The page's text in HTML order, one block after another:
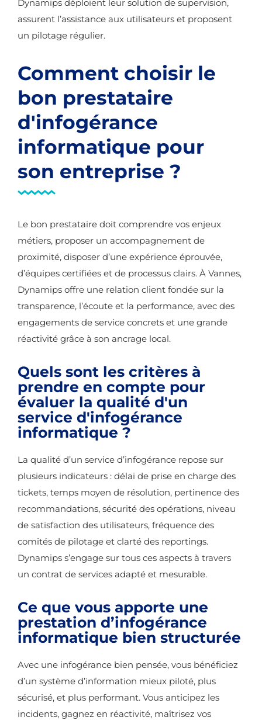
Dynamips déploient leur solution de supervision,
assurent l’assistance aux utilisateurs et proposent
un pilotage régulier.
Comment choisir le
bon prestataire
d'infogérance
informatique pour
son entreprise ?
Le bon prestataire doit comprendre vos enjeux
métiers, proposer un accompagnement de
proximité, disposer d’une expérience éprouvée,
d’équipes certifiées et de processus clairs. À Vannes,
Dynamips offre une relation client fondée sur la
transparence, l’écoute et la performance, avec des
engagements de service concrets et une grande
réactivité grâce à son ancrage local.
Quels sont les critères à
prendre en compte pour
évaluer la qualité d'un
service d'infogérance
informatique ?
La qualité d’un service d’infogérance repose sur
plusieurs indicateurs : délai de prise en charge des
tickets, temps moyen de résolution, pertinence des
recommandations, sécurité des opérations, niveau
de satisfaction des utilisateurs, fréquence des
comités de pilotage et clarté des reportings.
Dynamips s’engage sur tous ces aspects à travers
un contrat de services adapté et mesurable.
Ce que vous apporte une
prestation d’infogérance
informatique bien structurée
Avec une infogérance bien pensée, vous bénéficiez
d’un système d’information mieux piloté, plus
sécurisé, et plus performant. Vous anticipez les
incidents, gagnez en réactivité, maîtrisez vos